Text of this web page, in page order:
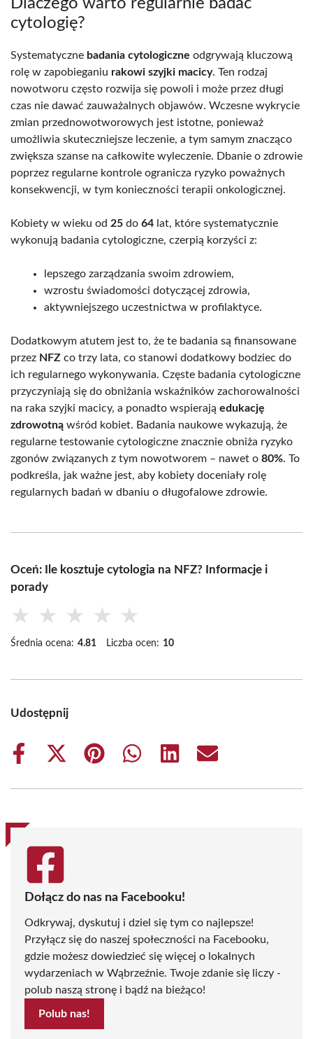
Dlaczego warto regularnie badać
cytologię?
Systematyczne badania cytologiczne odgrywają kluczową
rolę w zapobieganiu rakowi szyjki macicy. Ten rodzaj
nowotworu często rozwija się powoli i może przez długi
czas nie dawać zauważalnych objawów. Wczesne wykrycie
zmian przednowotworowych jest istotne, ponieważ
umożliwia skuteczniejsze leczenie, a tym samym znacząco
zwiększa szanse na całkowite wyleczenie. Dbanie o zdrowie
poprzez regularne kontrole ogranicza ryzyko poważnych
konsekwencji, w tym konieczności terapii onkologicznej.
Kobiety w wieku od 25 do 64 lat, które systematycznie
wykonują badania cytologiczne, czerpią korzyści z:
lepszego zarządzania swoim zdrowiem,
wzrostu świadomości dotyczącej zdrowia,
aktywniejszego uczestnictwa w profilaktyce.
Dodatkowym atutem jest to, że te badania są finansowane
przez NFZ co trzy lata, co stanowi dodatkowy bodziec do
ich regularnego wykonywania. Częste badania cytologiczne
przyczyniają się do obniżania wskaźników zachorowalności
na raka szyjki macicy, a ponadto wspierają edukację
zdrowotną wśród kobiet. Badania naukowe wykazują, że
regularne testowanie cytologiczne znacznie obniża ryzyko
zgonów związanych z tym nowotworem – nawet o 80%. To
podkreśla, jak ważne jest, aby kobiety doceniały rolę
regularnych badań w dbaniu o długofalowe zdrowie.
Oceń: Ile kosztuje cytologia na NFZ? Informacje i
porady
★ ★ ★ ★ ★
Średnia ocena: 4.81 Liczba ocen: 10
Udostępnij
Share
Share
(Twitter)
Share
Share
Share
Share
Dołącz do nas na Facebooku!
Odkrywaj, dyskutuj i dziel się tym co najlepsze!
Przyłącz się do naszej społeczności na Facebooku,
gdzie możesz dowiedzieć się więcej o lokalnych
wydarzeniach w Wąbrzeźnie. Twoje zdanie się liczy -
polub naszą stronę i bądź na bieżąco!
Polub nas!